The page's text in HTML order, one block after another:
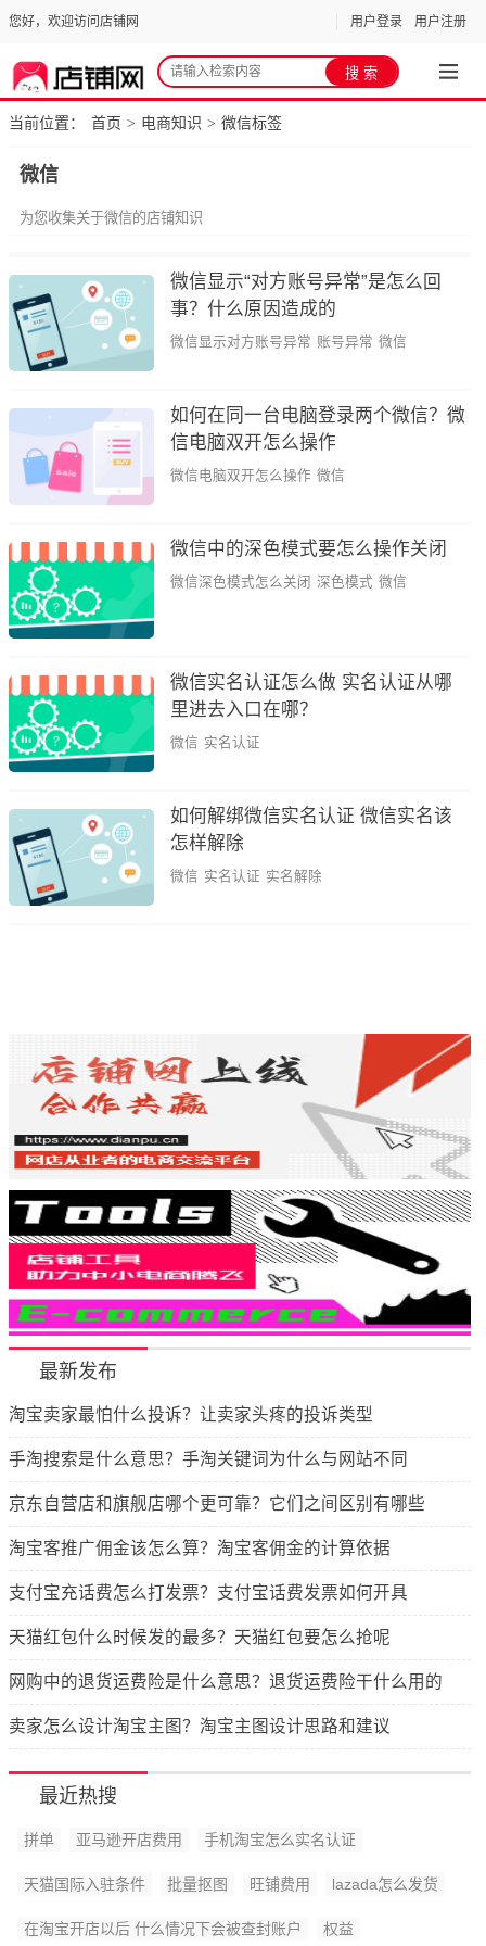
您好，欢迎访问店铺网 用户登录 用户注册
当前位置： 首页 > 电商知识 > 微信标签
微信
为您收集关于微信的店铺知识
微信显示“对方账号异常”是怎么回
事？什么原因造成的
微信显示对方账号异常 账号异常 微信
如何在同一台电脑登录两个微信？微
信电脑双开怎么操作
微信电脑双开怎么操作 微信
微信中的深色模式要怎么操作关闭
微信深色模式怎么关闭 深色模式 微信
微信实名认证怎么做 实名认证从哪
里进去入口在哪？
微信 实名认证
如何解绑微信实名认证 微信实名该
怎样解除
微信 实名认证 实名解除
最新发布
淘宝卖家最怕什么投诉？让卖家头疼的投诉类型
手淘搜索是什么意思？手淘关键词为什么与网站不同
京东自营店和旗舰店哪个更可靠？它们之间区别有哪些
淘宝客推广佣金该怎么算？淘宝客佣金的计算依据
支付宝充话费怎么打发票？支付宝话费发票如何开具
天猫红包什么时候发的最多？天猫红包要怎么抢呢
网购中的退货运费险是什么意思？退货运费险干什么用的
卖家怎么设计淘宝主图？淘宝主图设计思路和建议
最近热搜
拼单 亚马逊开店费用 手机淘宝怎么实名认证
天猫国际入驻条件 批量抠图 旺铺费用 lazada怎么发货
在淘宝开店以后 什么情况下会被查封账户 权益